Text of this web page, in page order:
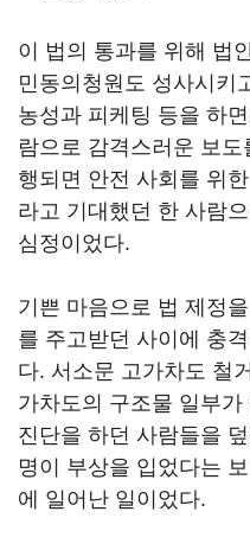
이 법의 통과를 위해 법
민동의청원도 성사시키
농성과 피케팅 등을 하
람으로 감격스러운 보도
행되면 안전 사회를 위
라고 기대했던 한 사람
심정이었다.
기쁜 마음으로 법 제정
를 주고받던 사이에 충
다. 서소문 고가차도 철
가차도의 구조물 일부
진단을 하던 사람들을
명이 부상을 입었다는
에 일어난 일이었다.